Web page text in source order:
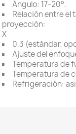
Ángulo: 17-20°.
Relación entre el
proyección:
X
0,3 (estándar,
Ajuste del
Temperatura de
Temperatura de
Refrigeración: